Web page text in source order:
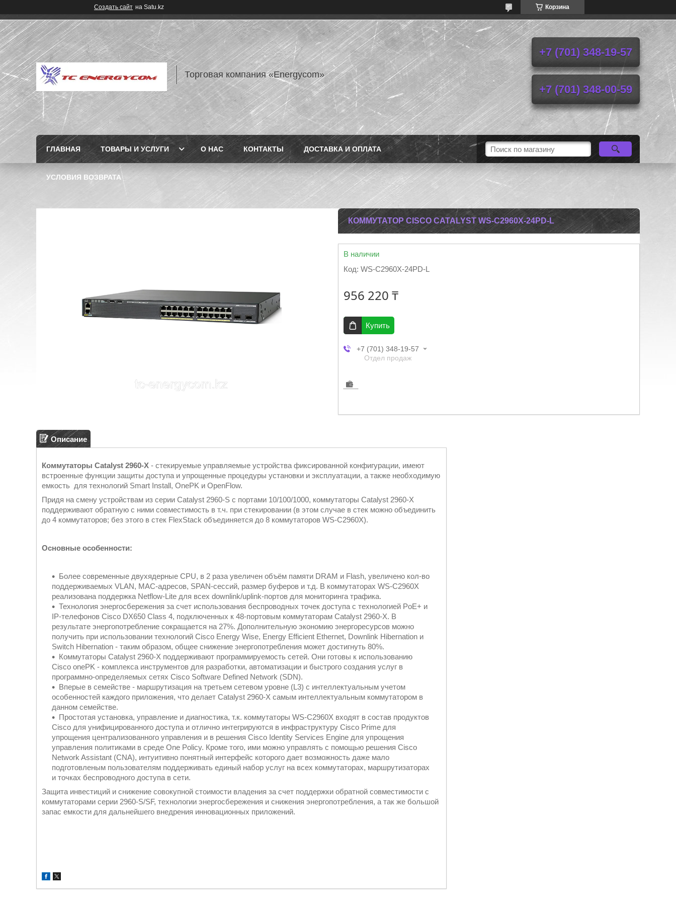
Создать сайт на Satu.kz Корзина
Торговая компания «Energycom»
+7 (701) 348-19-57
+7 (701) 348-00-59
ГЛАВНАЯ ТОВАРЫ И УСЛУГИ О НАС КОНТАКТЫ ДОСТАВКА И ОПЛАТА
УСЛОВИЯ ВОЗВРАТА
КОММУТАТОР CISCO CATALYST WS-C2960X-24PD-L
В наличии
Код: WS-C2960X-24PD-L
956 220 ₸
Купить
+7 (701) 348-19-57
Отдел продаж
Описание
Коммутаторы Catalyst 2960-X - стекируемые управляемые устройства фиксированной конфигурации, имеют
встроенные функции защиты доступа и упрощенные процедуры установки и эксплуатации, а также необходимую
емкость для технологий Smart Install, OnePK и OpenFlow.
Придя на смену устройствам из серии Catalyst 2960-S с портами 10/100/1000, коммутаторы Catalyst 2960-X
поддерживают обратную с ними совместимость в т.ч. при стекировании (в этом случае в стек можно объединить
до 4 коммутаторов; без этого в стек FlexStack объединяется до 8 коммутаторов WS-C2960X).
Основные особенности:
Более современные двухядерные CPU, в 2 раза увеличен объём памяти DRAM и Flash, увеличено кол-во
поддерживаемых VLAN, MAC-адресов, SPAN-сессий, размер буферов и т.д. В коммутаторах WS-C2960X
реализована поддержка Netflow-Lite для всех downlink/uplink-портов для мониторинга трафика.
Технология энергосбережения за счет использования беспроводных точек доступа с технологией PoE+ и
IP-телефонов Cisco DX650 Class 4, подключенных к 48-портовым коммутаторам Catalyst 2960-X. В
результате энергопотребление сокращается на 27%. Дополнительную экономию энергоресурсов можно
получить при использовании технологий Cisco Energy Wise, Energy Efficient Ethernet, Downlink Hibernation и
Switch Hibernation - таким образом, общее снижение энергопотребления может достигнуть 80%.
Коммутаторы Catalyst 2960-X поддерживают программируемость сетей. Они готовы к использованию
Cisco onePK - комплекса инструментов для разработки, автоматизации и быстрого создания услуг в
программно-определяемых сетях Cisco Software Defined Network (SDN).
Вперые в семействе - маршрутизация на третьем сетевом уровне (L3) с интеллектуальным учетом
особенностей каждого приложения, что делает Catalyst 2960-X самым интеллектуальным коммутатором в
данном семействе.
Простотая установка, управление и диагностика, т.к. коммутаторы WS-C2960X входят в состав продуктов
Cisco для унифицированного доступа и отлично интегрируются в инфраструктуру Cisco Prime для
упрощения централизованного управления и в решения Cisco Identity Services Engine для упрощения
управления политиками в среде One Policy. Кроме того, ими можно управлять с помощью решения Cisco
Network Assistant (CNA), интуитивно понятный интерфейс которого дает возможность даже мало
подготовленым пользователям поддерживать единый набор услуг на всех коммутаторах, маршрутизаторах
и точках беспроводного доступа в сети.
Защита инвестиций и снижение совокупной стоимости владения за счет поддержки обратной совместимости с
коммутаторами серии 2960-S/SF, технологии энергосбережения и снижения энергопотребления, а так же большой
запас емкости для дальнейшего внедрения инновационных приложений.